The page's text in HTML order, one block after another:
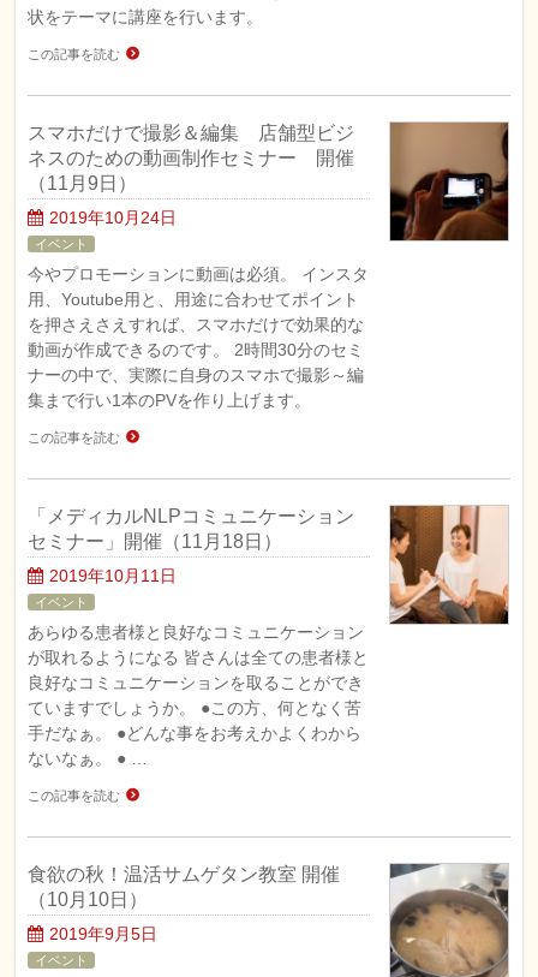
状をテーマに講座を行います。
この記事を読む
スマホだけで撮影＆編集 店舗型ビジ
ネスのための動画制作セミナー 開催
（11月9日）
2019年10月24日
イベント
今やプロモーションに動画は必須。 インスタ
用、Youtube用と、用途に合わせてポイント
を押さえさえすれば、スマホだけで効果的な
動画が作成できるのです。 2時間30分のセミ
ナーの中で、実際に自身のスマホで撮影～編
集まで行い1本のPVを作り上げます。
この記事を読む
「メディカルNLPコミュニケーション
セミナー」開催（11月18日）
2019年10月11日
イベント
あらゆる患者様と良好なコミュニケーション
が取れるようになる 皆さんは全ての患者様と
良好なコミュニケーションを取ることができ
ていますでしょうか。 ●この方、何となく苦
手だなぁ。 ●どんな事をお考えかよくわから
ないなぁ。 ● …
この記事を読む
食欲の秋！温活サムゲタン教室 開催
（10月10日）
2019年9月5日
イベント